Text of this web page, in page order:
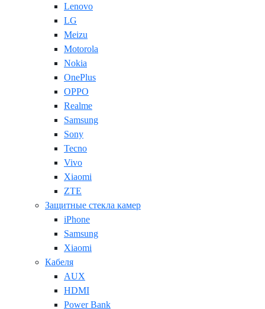
Lenovo
LG
Meizu
Motorola
Nokia
OnePlus
OPPO
Realme
Samsung
Sony
Tecno
Vivo
Xiaomi
ZTE
Защитные стекла камер
iPhone
Samsung
Xiaomi
Кабеля
AUX
HDMI
Power Bank